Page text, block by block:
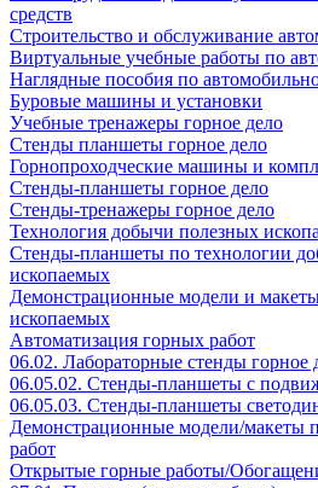
средств
Строительство и обслуживание
Виртуальные учебные работы по
Наглядные пособия по
Буровые машины и установки
Учебные тренажеры горное дело
Стенды планшеты горное дело
Горнопроходческие машины и
Стенды-планшеты горное дело
Стенды-тренажеры горное дело
Технология добычи полезных
Стенды-планшеты по технологии
ископаемых
Демонстрационные модели и
ископаемых
Автоматизация горных работ
06.02. Лабораторные стенды горное
06.05.02. Стенды-планшеты с
06.05.03. Стенды-планшеты
Демонстрационные модели/макеты
работ
Открытые горные работы/